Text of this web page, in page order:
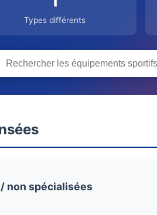
Types différents
non spécialisées